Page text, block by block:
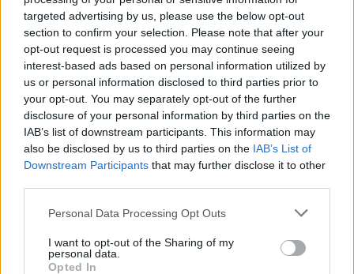
targeted advertising by us, please use the below opt-out
section to confirm your selection. Please note that after your
opt-out request is processed you may continue seeing
interest-based ads based on personal information utilized by
us or personal information disclosed to third parties prior to
your opt-out. You may separately opt-out of the further
disclosure of your personal information by third parties on the
IAB’s list of downstream participants. This information may
also be disclosed by us to third parties on the IAB’s List of
Downstream Participants that may further disclose it to other
Personal Data Processing Opt Outs
I want to opt-out of the Sharing of my
personal data.
Opted In
- Advertisement -
- Advertisement -
- Advertisement -
ULTIMI ARTICOLI
Berici in Festival 2026: a Lonigo “Little